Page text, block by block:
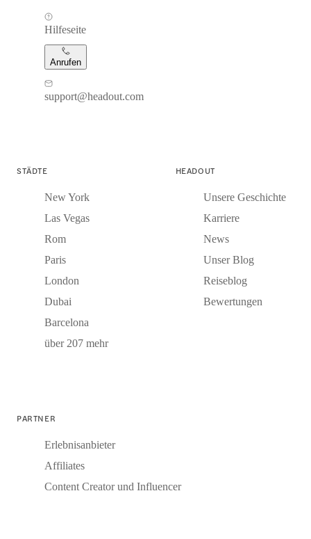
Hilfeseite
Anrufen
support@headout.com
STÄDTE
New York
Las Vegas
Rom
Paris
London
Dubai
Barcelona
über 207 mehr
HEADOUT
Unsere Geschichte
Karriere
News
Unser Blog
Reiseblog
Bewertungen
PARTNER
Erlebnisanbieter
Affiliates
Content Creator und Influencer